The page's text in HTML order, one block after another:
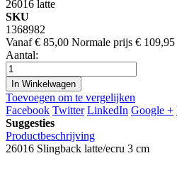
26016 latte
SKU
1368982
Vanaf € 85,00 Normale prijs € 109,95
Aantal:
In Winkelwagen
Toevoegen om te vergelijken
Facebook Twitter LinkedIn Google +
Suggesties
Productbeschrijving
26016 Slingback latte/ecru 3 cm